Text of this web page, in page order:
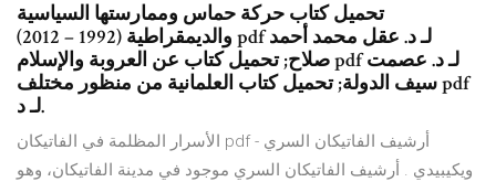
تحميل كتاب حركة حماس وممارستها السياسية
والديمقراطية (1992 – 2012) pdf لـ د. عقل محمد أحمد
صلاح; تحميل كتاب عن العروبة والإسلام pdf لـ د. عصمت
سيف الدولة; تحميل كتاب العلمانية من منظور مختلف pdf
لـ د.
الأسرار المظلمة في الفاتيكان pdf أرشيف الفاتيكان السري -
ويكيبيدي . أرشيف الفاتيكان السري موجود في مدينة الفاتيكان، وهو